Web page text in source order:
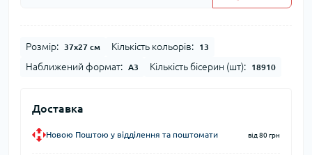
Розмір: 37x27 см Кількість кольорів: 13
Наближений формат: А3 Кількість бісерин (шт): 18910
Доставка
Новою Поштою у відділення та поштомати від 80 грн